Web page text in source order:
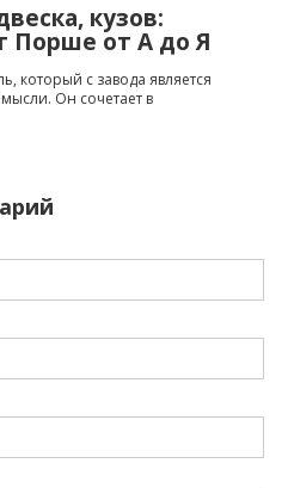
кузов:
Порше от A до Я
который с завода является
Он сочетает в